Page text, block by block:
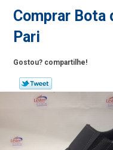
Comprar Bota
Pari
Gostou? compartilhe!